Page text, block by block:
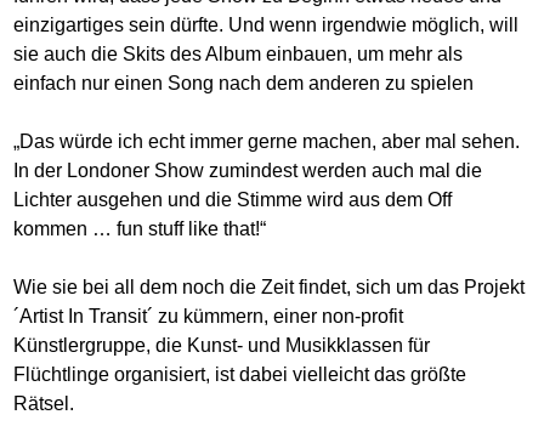
einzigartiges sein dürfte. Und wenn irgendwie möglich, will
sie auch die Skits des Album einbauen, um mehr als
einfach nur einen Song nach dem anderen zu spielen
„Das würde ich echt immer gerne machen, aber mal sehen.
In der Londoner Show zumindest werden auch mal die
Lichter ausgehen und die Stimme wird aus dem Off
kommen … fun stuff like that!“
Wie sie bei all dem noch die Zeit findet, sich um das Projekt
´Artist In Transit´ zu kümmern, einer non-profit
Künstlergruppe, die Kunst- und Musikklassen für
Flüchtlinge organisiert, ist dabei vielleicht das größte
Rätsel.